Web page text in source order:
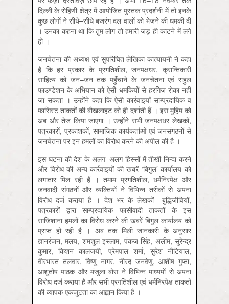
दिल्ली के रोहिणी क्षेत्र में आयोजित पुस्तक प्रदर्शनी में तो इनके
कुछ लोगों ने सीधे–सीधे बजरंग दल वालों को भेजने की धमकी दी
। उनका कहना था कि तुम लोग तो हमारी जड़ ही काटने में लगे
हो ।
जनचेतना की अध्यक्ष एवं सुपरिचित लेखिका कात्यायनी ने कहा
है कि हर प्रकार के प्रगतिशील, जनपक्षधर, क्रान्तिकारी
साहित्य को जन–जन तक पहुँचाने के जनचेतना एवं राहुल
फाउण्डेशन के अभियान को ऐसी धमकियों से हरगिज़ रोका नहीं
जा सकता । उन्होंने कहा कि ऐसी कार्रवाइयाँ साम्प्रदायिक व
फासिस्ट ताकतों की बौखलाहट को ही दर्शाती हैं । इस मुहिम को
अब और तेज किया जाएगा । उन्होंने सभी जनपक्षधर लेखकों,
पत्रकारों, प्रकाशकों, सामाजिक कार्यकर्ताओं एवं जनसंगठनों से
जनचेतना पर इन हमलों का विरोध करने की अपील की है ।
इस घटना की देश के अलग–अलग हिस्सों में तीखी निन्दा करने
और विरोध की अन्य कार्रवाइयों की खबरें ‘बिगुल’ कार्यालय को
लगातार मिल रही हैं । तमाम प्रगतिशील, धर्मनिरपेक्ष और
जनवादी संगठनों और व्यक्तियों ने विभिन्न तरीकों से अपना
विरोध दर्ज कराया है । देश भर के लेखकों– बुद्धिजीवियों,
पत्रकारों द्वारा साम्प्रदायिक फासीवादी ताकतों के इस
साजिशाना हमलों का विरोध करने की खबरें बिगुल कार्यालय को
प्राप्त हो रही है । अब तक मिली जानकारी के अनुसार
ज्ञानरंजन, मलय, शमशुल इस्लाम, पंकज सिंह, अलीम, सुरेन्द्र
कुमार, किशन कालजयी, प्रेमपाल शर्मा, सुरेश नौटियाल,
वीरभारत तलवार, विष्णु नागर, नीरद जनवेणु, आशीष गुप्ता,
आशुतोष पाठक और मंजुला बोस ने विभिन्न माध्यमों से अपना
विरोध दर्ज कराया है और सभी प्रगतिशील एवं धर्मनिरपेक्ष ताकतों
की व्यापक एकजुटता का आह्वान किया है ।